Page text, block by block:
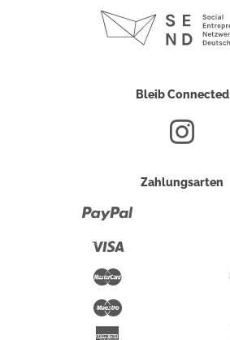
Bleib Connected
Zahlungsarten
Maestro